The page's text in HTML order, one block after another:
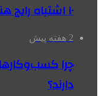
۱۰ اشتباه رایج هنگام انتخاب تاورکرین برای پروژه
2 هفته پیش
چرا
دارند؟